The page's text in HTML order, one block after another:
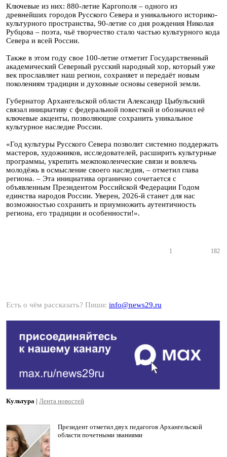
Ключевые из них: 880-летие Каргополя – одного из
древнейших городов Русского Севера и уникального историко-
культурного пространства, 90-летие со дня рождения Николая
Рубцова – поэта, чьё творчество стало частью культурного кода
Севера и всей России.
Также в этом году свое 100-летие отметит Государственный
академический Северный русский народный хор, который уже
век прославляет наш регион, сохраняет и передаёт новым
поколениям традиции и духовные основы северной земли.
Губернатор Архангельской области Александр Цыбульский
связал инициативу с федеральной повесткой и обозначил её
ключевые акценты, позволяющие сохранить уникальное
культурное наследие России.
«Год культуры Русского Севера позволит системно поддержать
мастеров, художников, исследователей, расширить культурные
программы, укрепить межпоколенческие связи и вовлечь
молодёжь в осмысление своего наследия, – отметил глава
региона. – Эта инициатива органично сочетается с
объявленным Президентом Российской Федерации Годом
единства народов России. Уверен, 2026-й станет для нас
возможностью сохранить и приумножить аутентичность
региона, его традиции и особенности!».
1 182
Есть о чём рассказать? Пиши: info@news29.ru
Культура | Лента новостей
Президент отметил двух педагогов Архангельской
области почетными званиями